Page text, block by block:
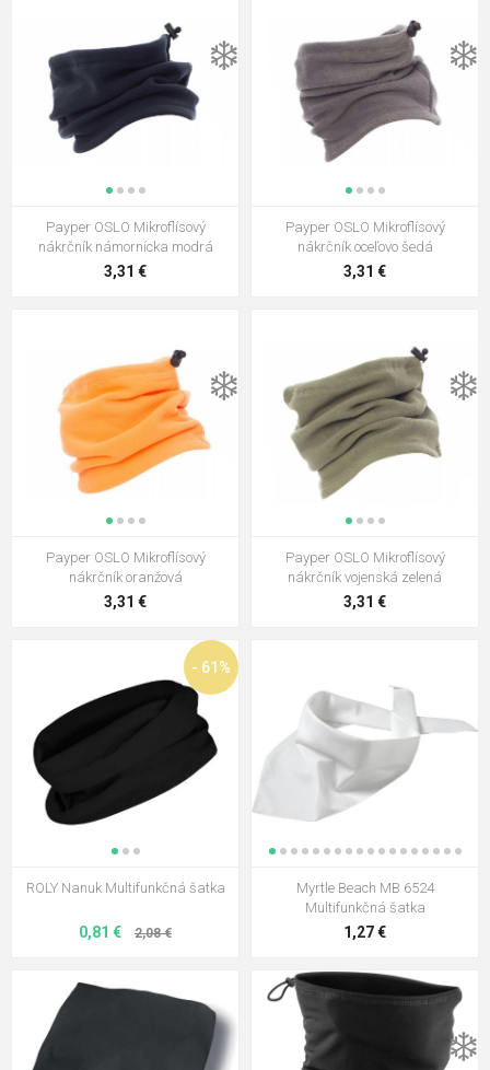
❄️
Payper OSLO Mikroflísový
nákrčník námornícka modrá
3,31 €
❄️
Payper OSLO Mikroflísový
nákrčník oceľovo šedá
3,31 €
❄️
Payper OSLO Mikroflísový
nákrčník oranžová
3,31 €
❄️
Payper OSLO Mikroflísový
nákrčník vojenská zelená
3,31 €
- 61%
ROLY Nanuk Multifunkčná šatka
0,81 € 2,08 €
Myrtle Beach MB 6524
Multifunkčná šatka
1,27 €
❄️